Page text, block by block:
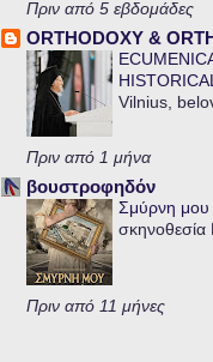
Πριν από 5 εβδομάδες
ORTHODOXY &
Vilnius,
Πριν από 1 μήνα
βουστροφηδόν
Σμύρνη μου
σκηνοθεσία
Πριν από 11 μήνες